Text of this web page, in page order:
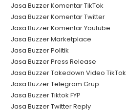
Jasa Buzzer Komentar TikTok
Jasa Buzzer Komentar Twitter
Jasa Buzzer Komentar Youtube
Jasa Buzzer Marketplace
Jasa Buzzer Politik
Jasa Buzzer Press Release
Jasa Buzzer Takedown Video TikTok
Jasa Buzzer Telegram Grup
Jasa Buzzer Tiktok FYP
Jasa Buzzer Twitter Reply